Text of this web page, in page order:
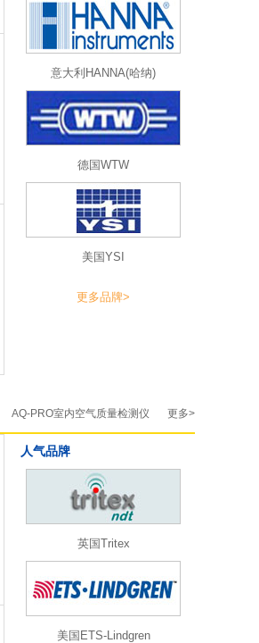
意大利HANNA(哈纳)
德国WTW
美国YSI
更多品牌>
更多>
AQ-PRO室内空气质量检测仪
人气品牌
英国Tritex
美国ETS-Lindgren